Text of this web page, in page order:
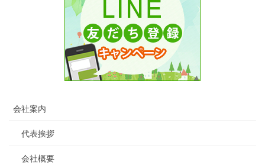
会社案内
代表挨拶
会社概要